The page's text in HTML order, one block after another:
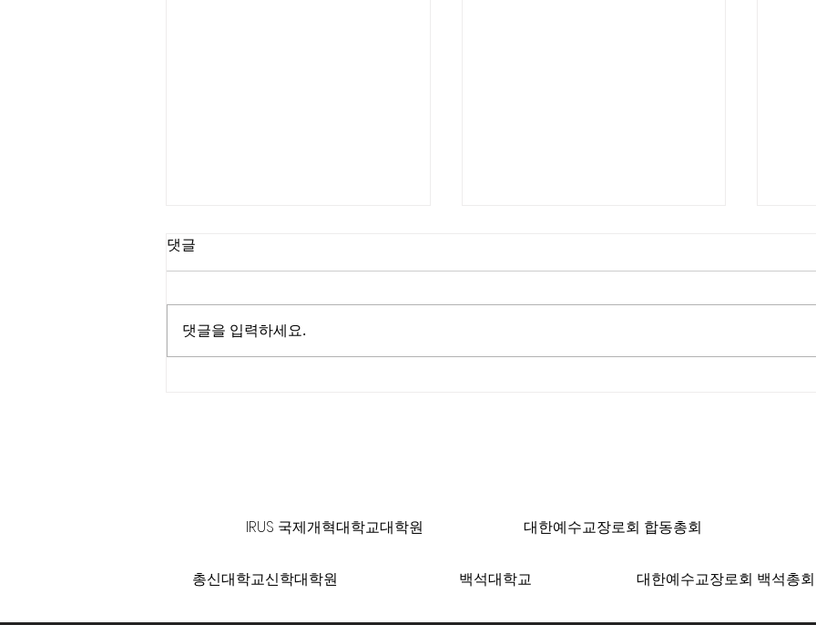
댓글
댓글을 입력하세요.
IRUS 국제개혁대학교대학원 대한예수교장로회 합동총회
총신대학교신학대학원 백석대학교 대한예수교장로회 백석총회